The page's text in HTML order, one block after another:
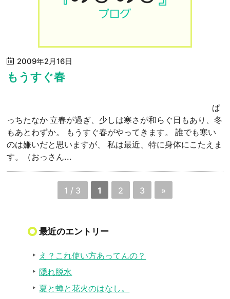
2009年2月16日
もうすぐ春
ぱ
っちたなか 立春が過ぎ、少しは寒さが和らぐ日もあり、冬
もあとわずか。 もうすぐ春がやってきます。 誰でも寒い
のは嫌いだと思いますが、 私は最近、特に身体にこたえま
す。（おっさん...
1 / 3 1 2 3 »
最近のエントリー
え？これ使い方あってんの？
隠れ脱水
夏と蝉と花火のはなし。